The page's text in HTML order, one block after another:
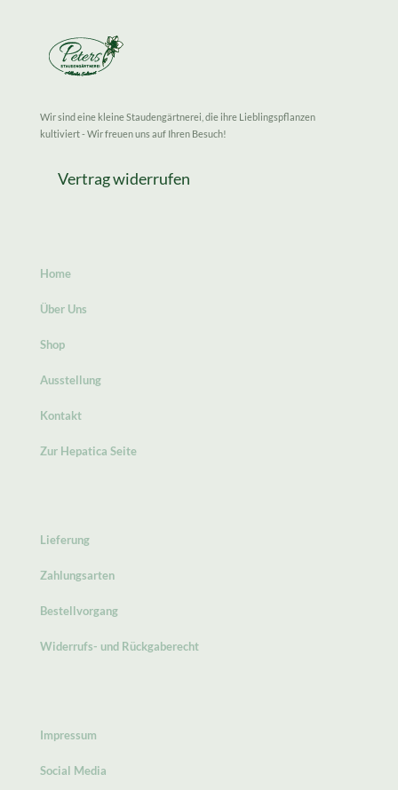
Wir sind eine kleine Staudengärtnerei, die ihre Lieblingspflanzen
kultiviert - Wir freuen uns auf Ihren Besuch!
Vertrag widerrufen
Home
Über Uns
Shop
Ausstellung
Kontakt
Zur Hepatica Seite
Lieferung
Zahlungsarten
Bestellvorgang
Widerrufs- und Rückgaberecht
Impressum
Social Media